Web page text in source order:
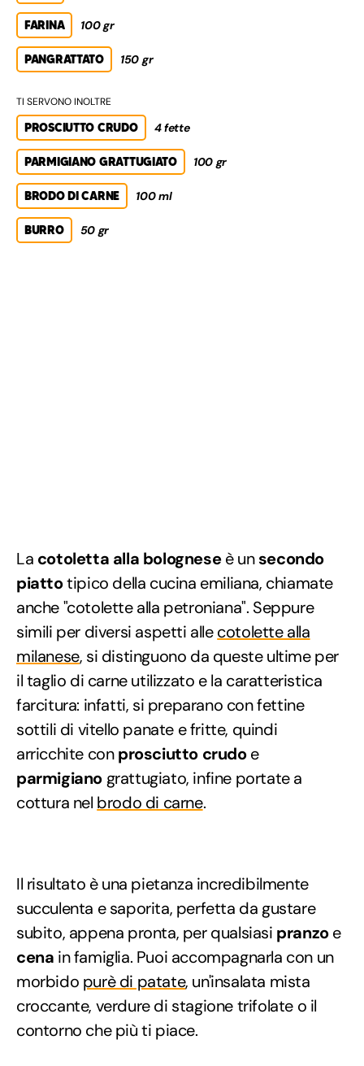
FARINA 100 gr
PANGRATTATO 150 gr
TI SERVONO INOLTRE
PROSCIUTTO CRUDO 4 fette
PARMIGIANO GRATTUGIATO 100 gr
BRODO DI CARNE 100 ml
BURRO 50 gr
La cotoletta alla bologneseè unsecondo
piattotipico della cucina emiliana, chiamate
anche "cotolette alla petroniana". Seppure
simili per diversi aspetti allecotolette alla
milanese, si distinguono da queste ultime per
il taglio di carne utilizzato e la caratteristica
farcitura: infatti, si preparano con fettine
sottili di vitello panate e fritte, quindi
arricchite conprosciutto crudoe
parmigiano grattugiato, infine portate a
cottura nel brodo di carne.
Il risultato è una pietanza incredibilmente
succulenta e saporita, perfetta da gustare
subito, appena pronta, per qualsiasi pranzoe
cena in famiglia. Puoi accompagnarla con un
morbido purè di patate, un'insalata mista
croccante, verdure di stagione trifolate o il
contorno che più ti piace.